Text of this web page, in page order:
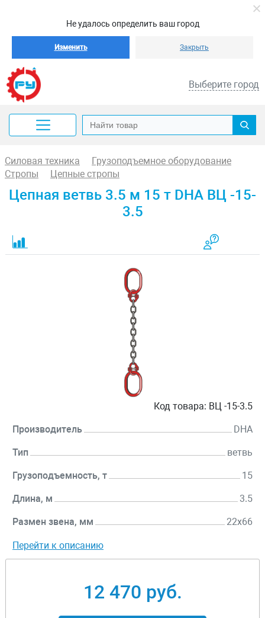
Не удалось определить ваш город
Изменить Закрыть
Выберите город
Силовая техника
Грузоподъемное оборудование
Стропы
Цепные стропы
Цепная ветвь 3.5 м 15 т DHA ВЦ -15-
3.5
Код товара: ВЦ -15-3.5
Производитель DHA
Тип ветвь
Грузоподъемность, т 15
Длина, м 3.5
Размен звена, мм 22х66
Перейти к описанию
12 470 руб.